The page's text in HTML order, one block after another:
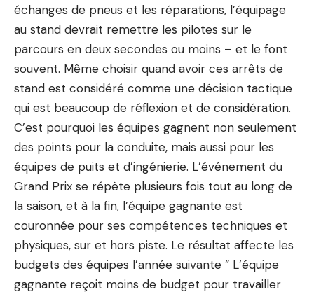
échanges de pneus et les réparations, l’équipage
au stand devrait remettre les pilotes sur le
parcours en deux secondes ou moins – et le font
souvent. Même choisir quand avoir ces arrêts de
stand est considéré comme une décision tactique
qui est beaucoup de réflexion et de considération.
C’est pourquoi les équipes gagnent non seulement
des points pour la conduite, mais aussi pour les
équipes de puits et d’ingénierie. L’événement du
Grand Prix se répète plusieurs fois tout au long de
la saison, et à la fin, l’équipe gagnante est
couronnée pour ses compétences techniques et
physiques, sur et hors piste. Le résultat affecte les
budgets des équipes l’année suivante ” L’équipe
gagnante reçoit moins de budget pour travailler